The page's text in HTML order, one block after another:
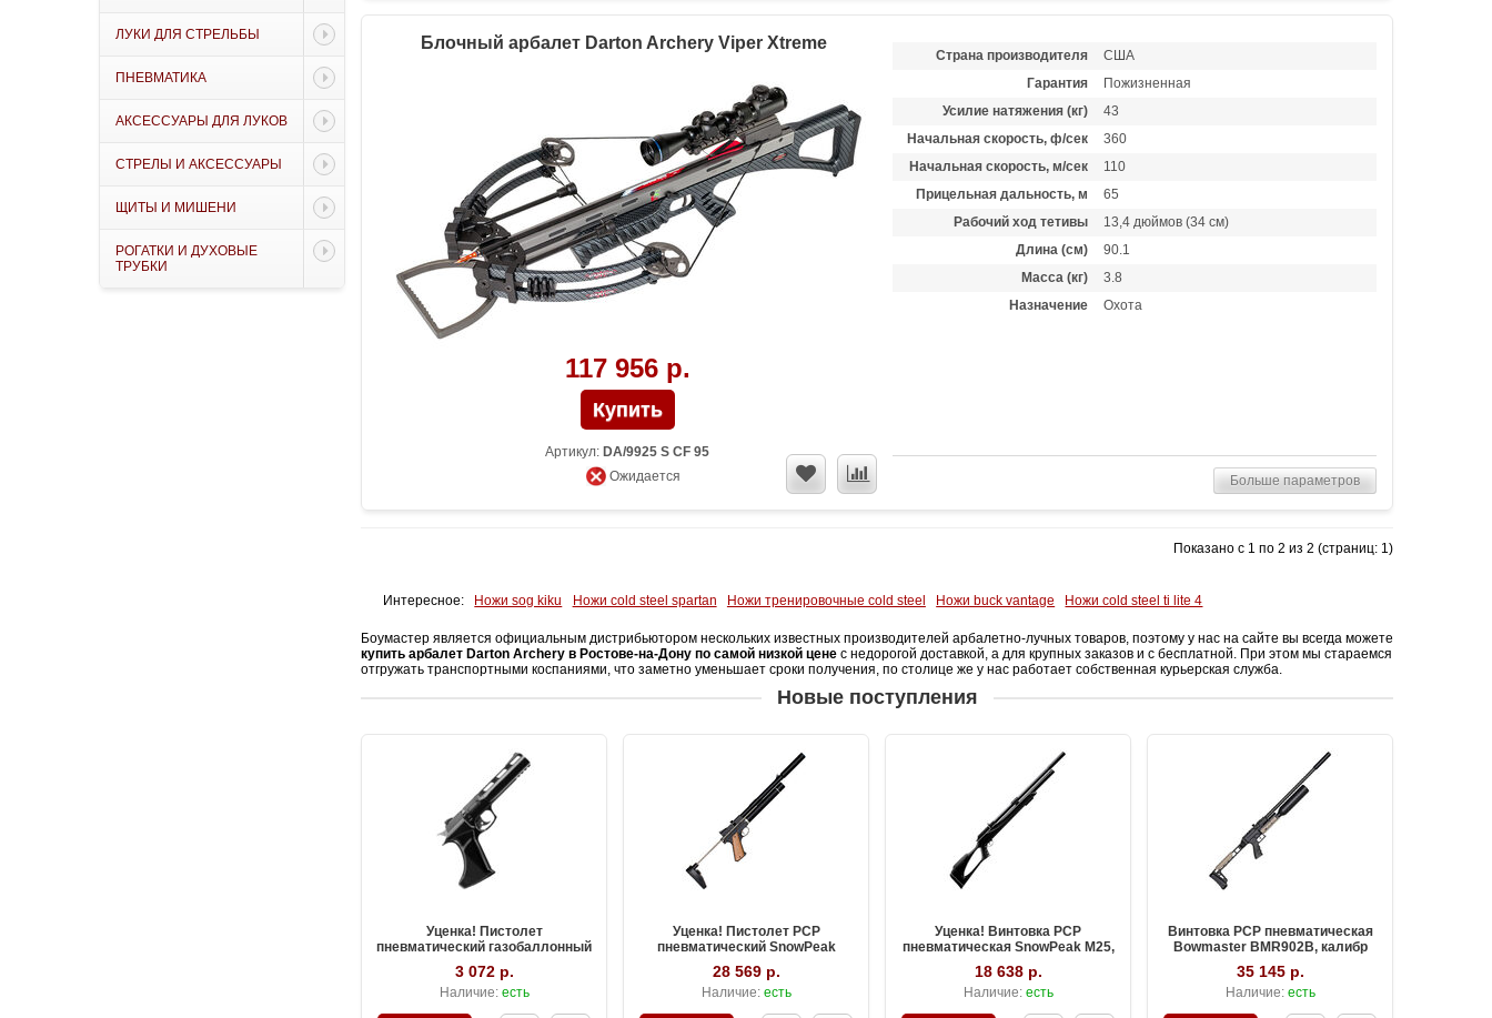
ЛУКИ ДЛЯ СТРЕЛЬБЫ
ПНЕВМАТИКА
АКСЕССУАРЫ ДЛЯ ЛУКОВ
СТРЕЛЫ И АКСЕССУАРЫ
ЩИТЫ И МИШЕНИ
РОГАТКИ И ДУХОВЫЕ
ТРУБКИ
Блочный арбалет Darton Archery Viper Xtreme
117 956 р.
Артикул: DA/9925 S CF 95
Ожидается
Страна производителя
США
Гарантия
Пожизненная
Усилие натяжения (кг)
43
Начальная скорость, ф/сек
360
Начальная скорость, м/сек
110
Прицельная дальность, м
65
Рабочий ход тетивы
13,4 дюймов (34 см)
Длина (см)
90.1
Масса (кг)
3.8
Назначение
Охота
Больше параметров
Показано с 1 по 2 из 2 (страниц: 1)
Интересное: Ножи sog kiku Ножи cold steel spartan Ножи тренировочные cold steel Ножи buck vantage Ножи cold steel ti lite 4
Боумастер является официальным дистрибьютором нескольких известных производителей арбалетно-лучных товаров, поэтому у нас на сайте вы всегда можете
купить арбалет Darton Archery в Ростове-на-Дону по самой низкой цене с недорогой доставкой, а для крупных заказов и с бесплатной. При этом мы стараемся
отгружать транспортными коспаниями, что заметно уменьшает сроки получения, по столице же у нас работает собственная курьерская служба.
Новые поступления
Уценка! Пистолет
пневматический газобаллонный
SnowPeak CP400, калибр 4.5 мм
3 072 р.
Наличие: есть
Уценка! Пистолет PCP
пневматический SnowPeak
PP750L, калибр 4.5 мм
28 569 р.
Наличие: есть
Уценка! Винтовка PCP
пневматическая SnowPeak M25,
калибр 6.35 мм
18 638 р.
Наличие: есть
Винтовка PCP пневматическая
Bowmaster BMR902B, калибр
6.35 мм
35 145 р.
Наличие: есть